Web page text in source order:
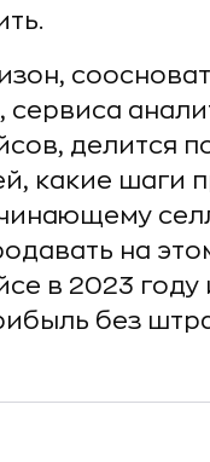
сервиса
делится
какие шаги
на
в 2023 году
без